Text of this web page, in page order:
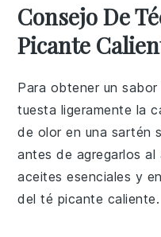
Consejo De
Picante
Para obtener un
tuesta ligeramente la
de olor en una sartén
antes de agregarlos al
aceites esenciales y
delté picante caliente.